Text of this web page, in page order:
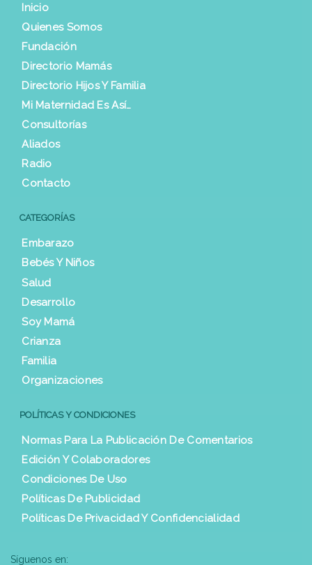
Inicio
Quienes Somos
Fundación
Directorio Mamás
Directorio Hijos Y Familia
Mi Maternidad Es Así…
Consultorías
Aliados
Radio
Contacto
CATEGORÍAS
Embarazo
Bebés Y Niños
Salud
Desarrollo
Soy Mamá
Crianza
Familia
Organizaciones
POLÍTICAS Y CONDICIONES
Normas Para La Publicación De Comentarios
Edición Y Colaboradores
Condiciones De Uso
Políticas De Publicidad
Políticas De Privacidad Y Confidencialidad
Síguenos en: